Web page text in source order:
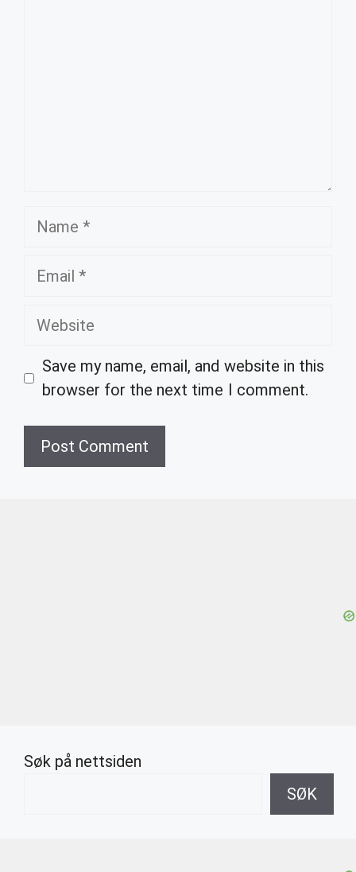
Name
Email
Website
Save my name, email, and website in this
browser for the next time I comment.
Søk på nettsiden
SØK